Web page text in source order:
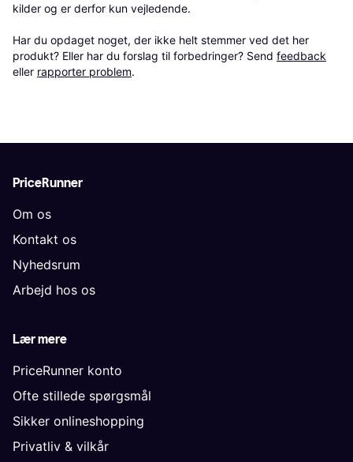
kilder og er derfor kun vejledende.
Har du opdaget noget, der ikke helt stemmer ved det her
produkt? Eller har du forslag til forbedringer? Send feedback
eller rapporter problem.
PriceRunner
Om os
Kontakt os
Nyhedsrum
Arbejd hos os
Lær mere
PriceRunner konto
Ofte stillede spørgsmål
Sikker onlineshopping
Privatliv & vilkår